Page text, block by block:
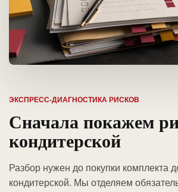
ЭКСПРЕСС-ДИАГНОСТИКА РИСКОВ
Сначала покажем
кондитерской
Разбор нужен до покупки комплекта
кондитерской. Мы отделяем